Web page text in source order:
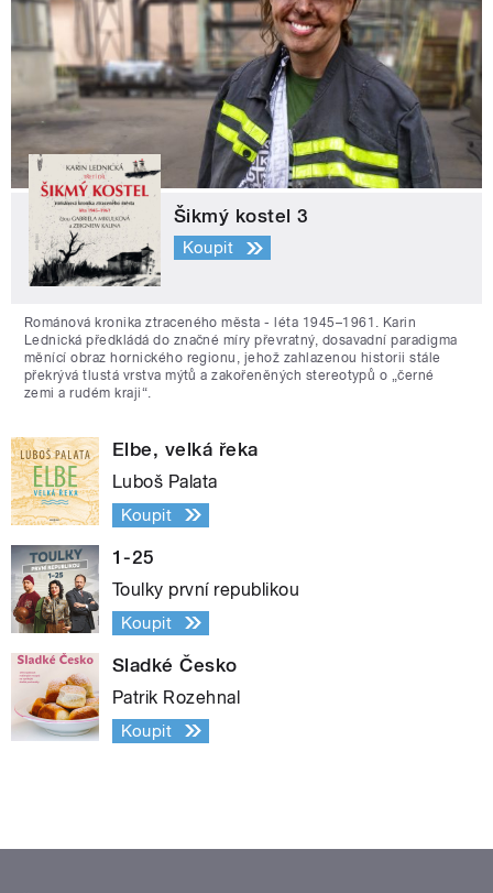
Šikmý kostel 3
Koupit
Románová kronika ztraceného města - léta 1945–1961. Karin
Lednická předkládá do značné míry převratný, dosavadní paradigma
měnící obraz hornického regionu, jehož zahlazenou historii stále
překrývá tlustá vrstva mýtů a zakořeněných stereotypů o „černé
zemi a rudém kraji“.
Elbe, velká řeka
Luboš Palata
Koupit
1-25
Toulky první republikou
Koupit
Sladké Česko
Patrik Rozehnal
Koupit